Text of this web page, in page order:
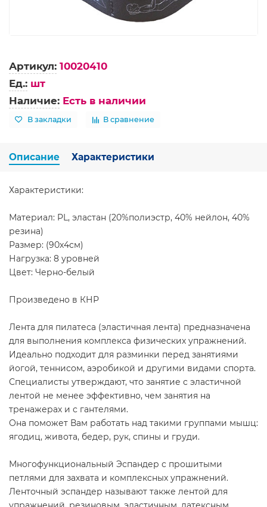
Артикул: 10020410
Ед.: шт
Наличие: Есть в наличии
В закладки В сравнение
Описание Характеристики
Характеристики:
Материал: PL, эластан (20%полиэстр, 40% нейлон, 40%
резина)
Размер: (90х4см)
Нагрузка: 8 уровней
Цвет: Черно-белый
Произведено в КНР
Лента для пилатеса (эластичная лента) предназначена
для выполнения комплекса физических упражнений.
Идеально подходит для разминки перед занятиями
йогой, теннисом, аэробикой и другими видами спорта.
Специалисты утверждают, что занятие с эластичной
лентой не менее эффективно, чем занятия на
тренажерах и с гантелями.
Она поможет Вам работать над такими группами мышц:
ягодиц, живота, бедер, рук, спины и груди.
Многофункциональный Эспандер с прошитыми
петлями для захвата и комплексных упражнений.
Ленточный эспандер называют также лентой для